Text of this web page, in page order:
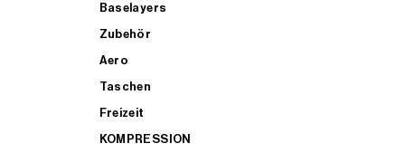
Baselayers
Zubehör
Aero
Taschen
Freizeit
KOMPRESSION